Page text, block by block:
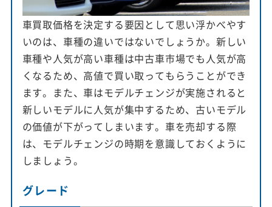
車買取価格を決定する要因として思い浮かべやす
いのは、車種の違いではないでしょうか。新しい
車種や人気が高い車種は中古車市場でも人気が高
くなるため、高値で買い取ってもらうことができ
ます。また、車はモデルチェンジが実施されると
新しいモデルに人気が集中するため、古いモデル
の価値が下がってしまいます。車を売却する際
は、モデルチェンジの時期を意識しておくように
しましょう。
グレード